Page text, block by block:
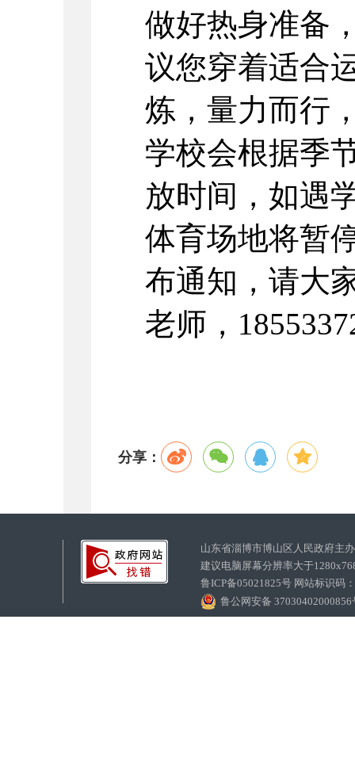
做好热身准备
议您穿着适合
炼，量力而行
学校会根据季
放时间，如遇
体育场地将暂
布通知，请大
老师，
分享：
山东省淄博市博山区人民政府
建议电脑屏幕分辨率大于
鲁ICP备05021825号 网站标识码
鲁公网安备 37030402000856